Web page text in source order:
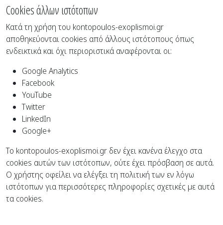
Cookies άλλων ιστότοπων
Κατά τη χρήση του kontopoulos-exoplismoi.gr
αποθηκεύονται cookies από άλλους ιστότοπους όπως
ενδεικτικά και όχι περιοριστικά αναφέρονται οι:
Google Analytics
Facebook
YouTube
Twitter
LinkedIn
Google+
Το kontopoulos-exoplismoi.gr δεν έχει κανένα έλεγχο στα
cookies αυτών των ιστότοπων, ούτε έχει πρόσβαση σε αυτά.
Ο χρήστης οφείλει να ελέγξει τη πολιτική των εν λόγω
ιστότοπων για περισσότερες πληροφορίες σχετικές με αυτά
τα cookies.